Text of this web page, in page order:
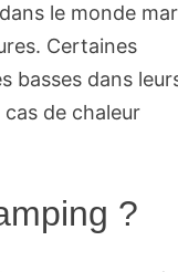
le monde
Certaines
basses dans
de chaleur
?